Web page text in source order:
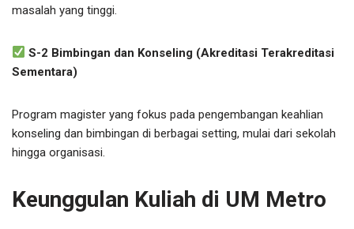
masalah yang tinggi.
S-2 Bimbingan dan Konseling (Akreditasi Terakreditasi
Sementara)
Program magister yang fokus pada pengembangan keahlian
konseling dan bimbingan di berbagai setting, mulai dari sekolah
hingga organisasi.
Keunggulan Kuliah di UM Metro